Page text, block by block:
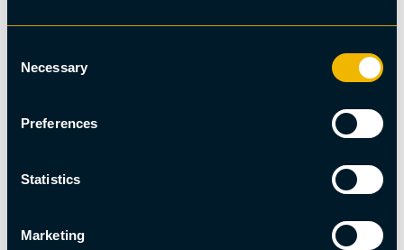
Selection
Necessary
Preferences
Statistics
Marketing
Abisko